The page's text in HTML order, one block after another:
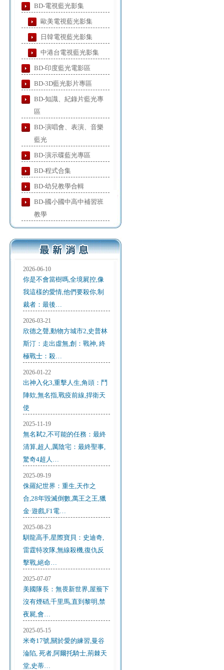
BD-電視藍光影集
歐美電視藍光影集
日韓電視藍光影集
中港台電視藍光影集
BD-印度藍光電影區
BD-3D藍光影片專區
BD-知識、紀錄片藍光專
區
BD-演唱會、表演、音樂
藍光
BD-演示碟藍光專區
BD-程式合集
BD-幼兒教學合輯
BD-國小國中高中補習班
教學
2026-06-10
你是不會當樹嗎,全境屍控,像
我這樣的愛情,他們要殺你,制
裁者：最後…
2026-03-21
欣德之聲,動物方城市2,史普林
斯汀：走出虛無,創：戰神, 終
極戰士：殺…
2026-01-22
出神入化3,重擊人生,角頭：鬥
陣欸,無名指,戰疫前線,捍衛天
使
2025-11-19
無名弒2,不可能的任務：最終
清算,超人,厲陰宅：最終聖事,
驚奇4超人…
2025-09-19
侏羅紀世界：重生,天作之
合,28年毀滅倒數,萬王之王,獵
金·遊戲,F1電…
2025-08-23
馴龍高手,星際寶貝：史迪奇,
雷霆特攻隊,無線殺機,復仇反
擊戰,絕命…
2025-07-07
美國隊長：無畏新世界,屋簷下
沒有煙硝,千里馬,直到黎明,禁
夜屍,會…
2025-05-15
米奇17號,關於愛的練習,曼谷
淪陷, 死者,阿爾托騎士,荊棘天
堂,史蒂…